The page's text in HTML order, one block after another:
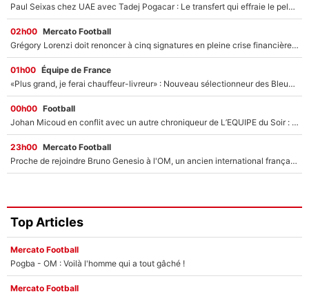
Paul Seixas chez UAE avec Tadej Pogacar : Le transfert qui effraie le peloton, «c’est la pire des choses qui puisse arriver»
02h00 Mercato Football
Grégory Lorenzi doit renoncer à cinq signatures en pleine crise financière : L’IA propose sept noms à l’OM pour un mercato réussi... à seulement 5M€ !
01h00 Équipe de France
«Plus grand, je ferai chauffeur-livreur» : Nouveau sélectionneur des Bleus, Zinédine Zidane s’était imaginé un avenir très différent lorsqu'il était enfant
00h00 Football
Johan Micoud en conflit avec un autre chroniqueur de L’EQUIPE du Soir : «Pendant un moment, je ne les ai pas remis ensemble dans l'émission»
23h00 Mercato Football
Proche de rejoindre Bruno Genesio à l'OM, un ancien international français va finalement débarquer... sur RMC !
Top Articles
Mercato Football
Pogba - OM : Voilà l'homme qui a tout gâché !
Mercato Football